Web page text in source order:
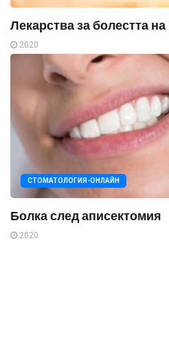
Лекарства за болестта
2020
СТОМАТОЛОГИЯ-ОНЛАЙН
Болка след аписектомия
2020